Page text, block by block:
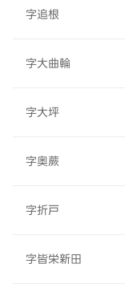
字追根
字大曲輪
字大坪
字奥蕨
字折戸
字皆栄新田